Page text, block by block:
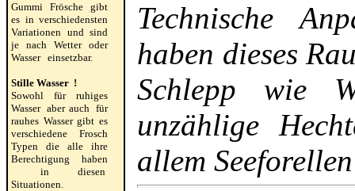
Gummi Frösche gibt
es in verschiedensten
Variationen und sind
je nach Wetter oder
Wasser einsetzbar.
Stille Wasser !
Sowohl für ruhiges
Wasser aber auch für
rauhes Wasser gibt es
verschiedene Frosch
Typen die alle ihre
Berechtigung haben
in diesen
Situationen.
Technische
haben dieses
Schlepp wie
unzählige
allem